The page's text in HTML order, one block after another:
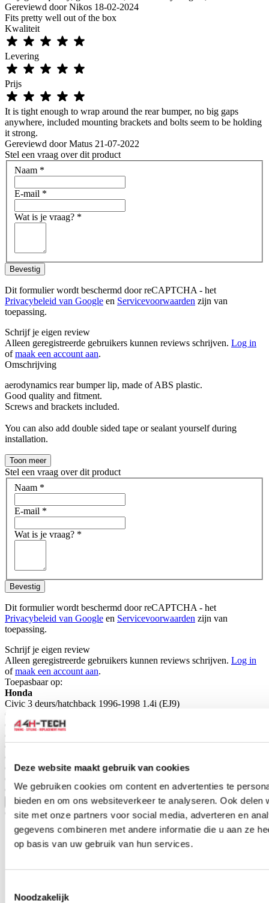
Deze website maakt gebruik van cookies
We gebruiken cookies om content en advertenties te
bieden en om ons websiteverkeer te analyseren. Ook
site met onze partners voor social media, adverteren en
gegevens combineren met andere informatie die u aan ze
op basis van uw gebruik van hun services.
Noodzakelijk
Gereviewd door Nikos 18-02-2024
Fits pretty well out of the box
Kwaliteit
Levering
Prijs
It is tight enough to wrap around the rear bumper, no big gaps
anywhere, included mounting brackets and bolts seem to be holding
it strong.
Gereviewd door Matus 21-07-2022
Stel een vraag over dit product
Naam *
E-mail *
Wat is je vraag? *
Bevestig
Dit formulier wordt beschermd door reCAPTCHA - het
Privacybeleid van Google en Servicevoorwaarden zijn van
toepassing.
Schrijf je eigen review
Alleen geregistreerde gebruikers kunnen reviews schrijven. Log in
ofmaak een account aan.
Omschrijving
aerodynamics rear bumper lip, made of ABS plastic.
Good quality and fitment.
Screws and brackets included.
You can also add double sided tape or sealant yourself during
installation.
Toon meer
Stel een vraag over dit product
Naam *
E-mail *
Wat is je vraag? *
Bevestig
Dit formulier wordt beschermd door reCAPTCHA - het
Privacybeleid van Google en Servicevoorwaarden zijn van
toepassing.
Schrijf je eigen review
Alleen geregistreerde gebruikers kunnen reviews schrijven. Log in
ofmaak een account aan.
Toepasbaar op:
Honda
Civic 3 deurs/hatchback 1996-1998 1.4i (EJ9)
Civic 3 deurs/hatchback 1996-1998 1.5i VTEC-E (EK3)
Civic 3 deurs/hatchback 1996-1998 1.6 VTI (EK4)
Civic 3 deurs/hatchback 1996-1998 1.6 Type R (JDM) (EK9)
Civic 3 deurs/hatchback 1999-2000 1.4i (EJ9)
Civic 3 deurs/hatchback 1999-2000 1.5i VTEC-E (EK3)
Civic 3 deurs/hatchback 1999-2000 1.6 VTI (EK4)
Civic 3 deurs/hatchback 1999-2000 1.6 Type R (JDM) (EK9)
Civic 3 deurs/hatchback 2004-2006 2.0i Type R (EP3)
Toon meer
Gerelateerde producten